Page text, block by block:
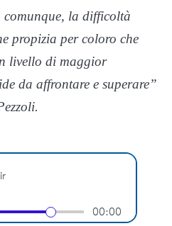
comunque, la difficoltà
propizia per coloro che
livello di maggior
da affrontare e superare”